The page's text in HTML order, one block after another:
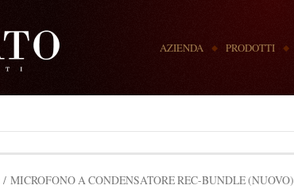
AZIENDA PRODOTTI
/ MICROFONO A CONDENSATORE REC-BUNDLE (NUOVO)